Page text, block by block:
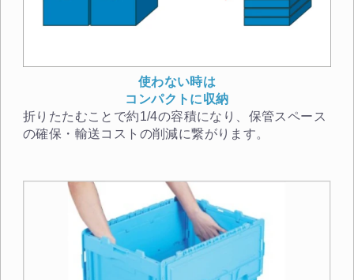
使わない時は
コンパクトに収納
折りたたむことで約1/4の容積になり、保管スペース
の確保・輸送コストの削減に繋がります。